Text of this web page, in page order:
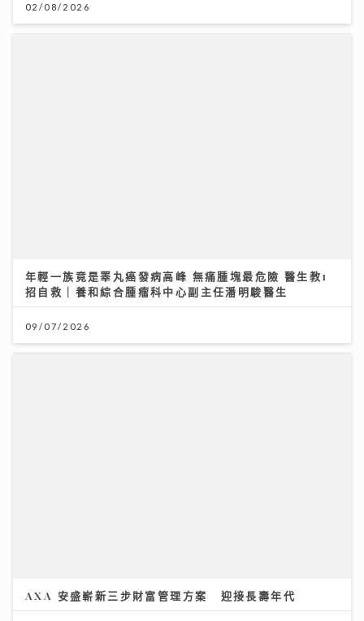
02/08/2026
年輕一族竟是睪丸癌發病高峰 無痛腫塊最危險 醫生教1
招自救｜養和綜合腫瘤科中心副主任潘明駿醫生
09/07/2026
AXA 安盛嶄新三步財富管理方案 迎接長壽年代